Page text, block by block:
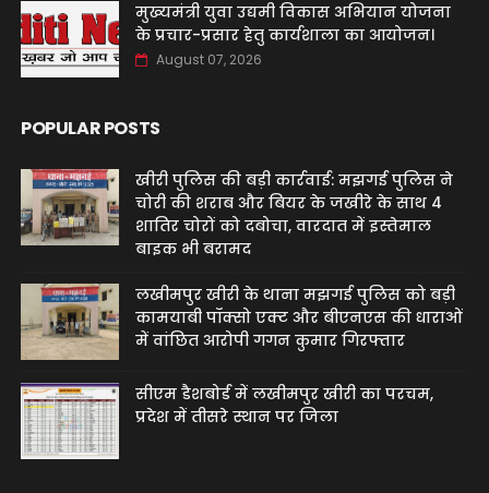
मुख्यमंत्री युवा उद्यमी विकास अभियान योजना
के प्रचार-प्रसार हेतु कार्यशाला का आयोजन।
August 07, 2026
POPULAR POSTS
खीरी पुलिस की बड़ी कार्रवाई: मझगई पुलिस ने
चोरी की शराब और बियर के जखीरे के साथ 4
शातिर चोरों को दबोचा, वारदात में इस्तेमाल
बाइक भी बरामद
लखीमपुर खीरी के थाना मझगई पुलिस को बड़ी
कामयाबी पॉक्सो एक्ट और बीएनएस की धाराओं
में वांछित आरोपी गगन कुमार गिरफ्तार
सीएम डैशबोर्ड में लखीमपुर खीरी का परचम,
प्रदेश में तीसरे स्थान पर जिला